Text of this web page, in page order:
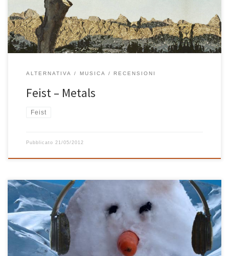
perché è questo quello che mi […]
ALTERNATIVA MUSICA RECENSIONI
Feist – Metals
Feist
Pubblicato 21/05/2012
Con la musica della playlist di Natale ’08 Radio Casa Bastiano vi
augura Buon Natale in tutte le lingue del mondo! Buon Natale
Merry Christmas メリークリスマス Frohe Weihnachten Joyeux
Noel 聖誕快樂 Glædelig Jul Kαλά Χριστούγεννα Feliz Navidad